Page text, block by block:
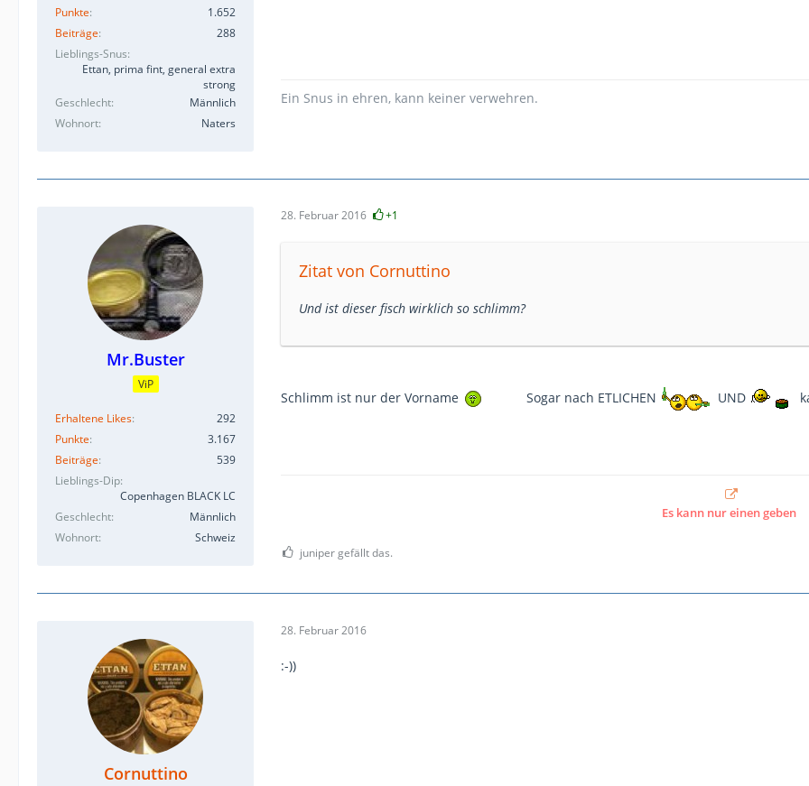
Punkte
1.652
Beiträge
288
Lieblings-Snus
Ettan, prima fint, general extra
strong
Geschlecht
Männlich
Wohnort
Naters
Ein Snus in ehren, kann keiner verwehren.
Mr.Buster
ViP
Erhaltene Likes
292
Punkte
3.167
Beiträge
539
Lieblings-Dip
Copenhagen BLACK LC
Geschlecht
Männlich
Wohnort
Schweiz
28. Februar 2016 +1
Zitat von Cornuttino
Und ist dieser fisch wirklich so schlimm?
Schlimm ist nur der Vorname Sogar nach ETLICHEN UND
Es kann nur einen geben
juniper gefällt das.
Cornuttino
28. Februar 2016
:-))